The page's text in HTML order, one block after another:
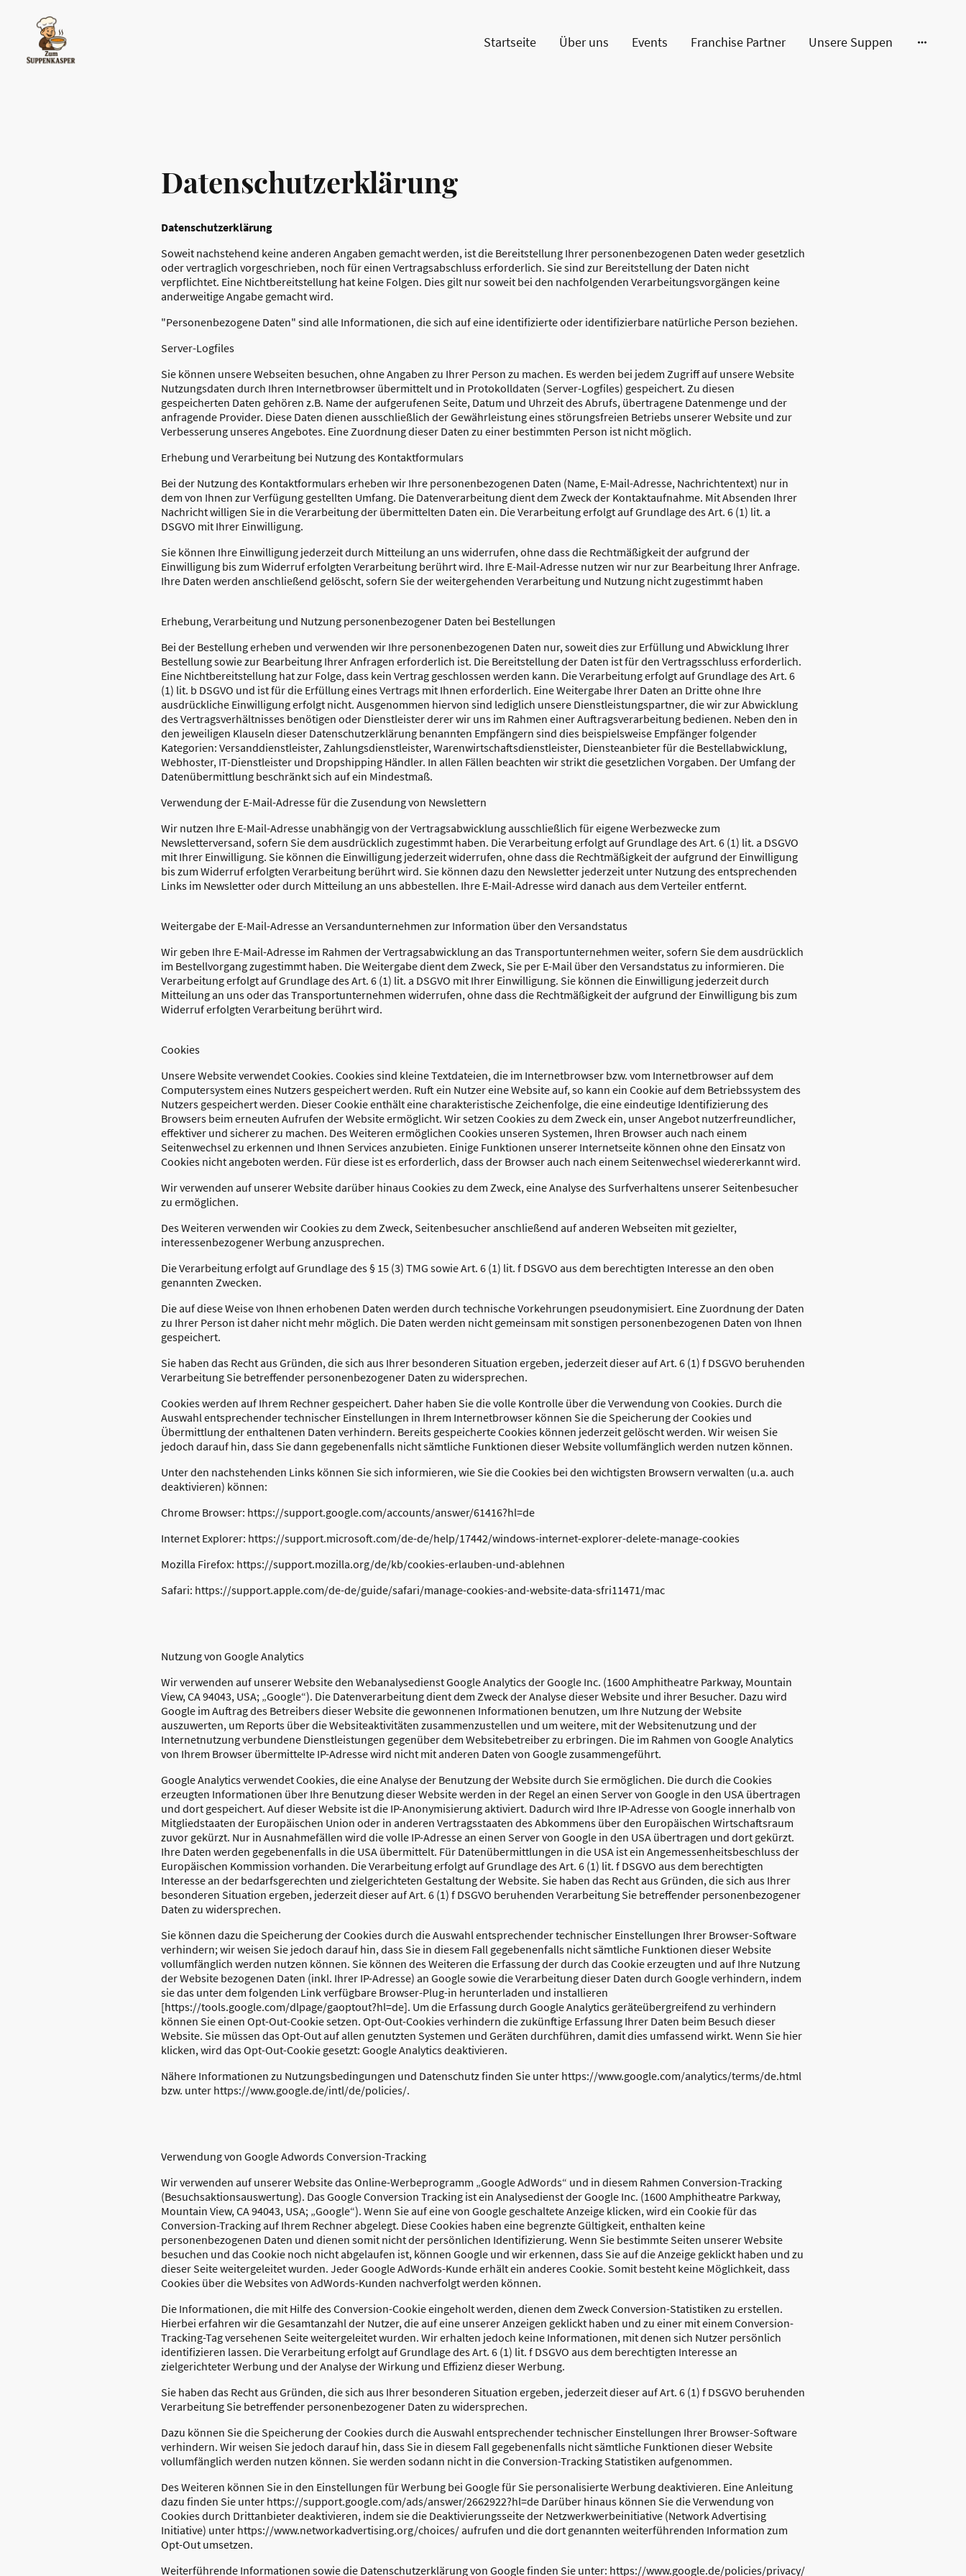
Startseite Über uns Events Franchise Partner Unsere Suppen
Datenschutzerklärung
Datenschutzerklärung
Soweit nachstehend keine anderen Angaben gemacht werden, ist die Bereitstellung Ihrer personenbezogenen Daten weder gesetzlich
oder vertraglich vorgeschrieben, noch für einen Vertragsabschluss erforderlich. Sie sind zur Bereitstellung der Daten nicht
verpflichtet. Eine Nichtbereitstellung hat keine Folgen. Dies gilt nur soweit bei den nachfolgenden Verarbeitungsvorgängen keine
anderweitige Angabe gemacht wird.
"Personenbezogene Daten" sind alle Informationen, die sich auf eine identifizierte oder identifizierbare natürliche Person beziehen.
Server-Logfiles
Sie können unsere Webseiten besuchen, ohne Angaben zu Ihrer Person zu machen. Es werden bei jedem Zugriff auf unsere Website
Nutzungsdaten durch Ihren Internetbrowser übermittelt und in Protokolldaten (Server-Logfiles) gespeichert. Zu diesen
gespeicherten Daten gehören z.B. Name der aufgerufenen Seite, Datum und Uhrzeit des Abrufs, übertragene Datenmenge und der
anfragende Provider. Diese Daten dienen ausschließlich der Gewährleistung eines störungsfreien Betriebs unserer Website und zur
Verbesserung unseres Angebotes. Eine Zuordnung dieser Daten zu einer bestimmten Person ist nicht möglich.
Erhebung und Verarbeitung bei Nutzung des Kontaktformulars
Bei der Nutzung des Kontaktformulars erheben wir Ihre personenbezogenen Daten (Name, E-Mail-Adresse, Nachrichtentext) nur in
dem von Ihnen zur Verfügung gestellten Umfang. Die Datenverarbeitung dient dem Zweck der Kontaktaufnahme. Mit Absenden Ihrer
Nachricht willigen Sie in die Verarbeitung der übermittelten Daten ein. Die Verarbeitung erfolgt auf Grundlage des Art. 6 (1) lit. a
DSGVO mit Ihrer Einwilligung.
Sie können Ihre Einwilligung jederzeit durch Mitteilung an uns widerrufen, ohne dass die Rechtmäßigkeit der aufgrund der
Einwilligung bis zum Widerruf erfolgten Verarbeitung berührt wird. Ihre E-Mail-Adresse nutzen wir nur zur Bearbeitung Ihrer Anfrage.
Ihre Daten werden anschließend gelöscht, sofern Sie der weitergehenden Verarbeitung und Nutzung nicht zugestimmt haben
Erhebung, Verarbeitung und Nutzung personenbezogener Daten bei Bestellungen
Bei der Bestellung erheben und verwenden wir Ihre personenbezogenen Daten nur, soweit dies zur Erfüllung und Abwicklung Ihrer
Bestellung sowie zur Bearbeitung Ihrer Anfragen erforderlich ist. Die Bereitstellung der Daten ist für den Vertragsschluss erforderlich.
Eine Nichtbereitstellung hat zur Folge, dass kein Vertrag geschlossen werden kann. Die Verarbeitung erfolgt auf Grundlage des Art. 6
(1) lit. b DSGVO und ist für die Erfüllung eines Vertrags mit Ihnen erforderlich. Eine Weitergabe Ihrer Daten an Dritte ohne Ihre
ausdrückliche Einwilligung erfolgt nicht. Ausgenommen hiervon sind lediglich unsere Dienstleistungspartner, die wir zur Abwicklung
des Vertragsverhältnisses benötigen oder Dienstleister derer wir uns im Rahmen einer Auftragsverarbeitung bedienen. Neben den in
den jeweiligen Klauseln dieser Datenschutzerklärung benannten Empfängern sind dies beispielsweise Empfänger folgender
Kategorien: Versanddienstleister, Zahlungsdienstleister, Warenwirtschaftsdienstleister, Diensteanbieter für die Bestellabwicklung,
Webhoster, IT-Dienstleister und Dropshipping Händler. In allen Fällen beachten wir strikt die gesetzlichen Vorgaben. Der Umfang der
Datenübermittlung beschränkt sich auf ein Mindestmaß.
Verwendung der E-Mail-Adresse für die Zusendung von Newslettern
Wir nutzen Ihre E-Mail-Adresse unabhängig von der Vertragsabwicklung ausschließlich für eigene Werbezwecke zum
Newsletterversand, sofern Sie dem ausdrücklich zugestimmt haben. Die Verarbeitung erfolgt auf Grundlage des Art. 6 (1) lit. a DSGVO
mit Ihrer Einwilligung. Sie können die Einwilligung jederzeit widerrufen, ohne dass die Rechtmäßigkeit der aufgrund der Einwilligung
bis zum Widerruf erfolgten Verarbeitung berührt wird. Sie können dazu den Newsletter jederzeit unter Nutzung des entsprechenden
Links im Newsletter oder durch Mitteilung an uns abbestellen. Ihre E-Mail-Adresse wird danach aus dem Verteiler entfernt.
Weitergabe der E-Mail-Adresse an Versandunternehmen zur Information über den Versandstatus
Wir geben Ihre E-Mail-Adresse im Rahmen der Vertragsabwicklung an das Transportunternehmen weiter, sofern Sie dem ausdrücklich
im Bestellvorgang zugestimmt haben. Die Weitergabe dient dem Zweck, Sie per E-Mail über den Versandstatus zu informieren. Die
Verarbeitung erfolgt auf Grundlage des Art. 6 (1) lit. a DSGVO mit Ihrer Einwilligung. Sie können die Einwilligung jederzeit durch
Mitteilung an uns oder das Transportunternehmen widerrufen, ohne dass die Rechtmäßigkeit der aufgrund der Einwilligung bis zum
Widerruf erfolgten Verarbeitung berührt wird.
Cookies
Unsere Website verwendet Cookies. Cookies sind kleine Textdateien, die im Internetbrowser bzw. vom Internetbrowser auf dem
Computersystem eines Nutzers gespeichert werden. Ruft ein Nutzer eine Website auf, so kann ein Cookie auf dem Betriebssystem des
Nutzers gespeichert werden. Dieser Cookie enthält eine charakteristische Zeichenfolge, die eine eindeutige Identifizierung des
Browsers beim erneuten Aufrufen der Website ermöglicht. Wir setzen Cookies zu dem Zweck ein, unser Angebot nutzerfreundlicher,
effektiver und sicherer zu machen. Des Weiteren ermöglichen Cookies unseren Systemen, Ihren Browser auch nach einem
Seitenwechsel zu erkennen und Ihnen Services anzubieten. Einige Funktionen unserer Internetseite können ohne den Einsatz von
Cookies nicht angeboten werden. Für diese ist es erforderlich, dass der Browser auch nach einem Seitenwechsel wiedererkannt wird.
Wir verwenden auf unserer Website darüber hinaus Cookies zu dem Zweck, eine Analyse des Surfverhaltens unserer Seitenbesucher
zu ermöglichen.
Des Weiteren verwenden wir Cookies zu dem Zweck, Seitenbesucher anschließend auf anderen Webseiten mit gezielter,
interessenbezogener Werbung anzusprechen.
Die Verarbeitung erfolgt auf Grundlage des § 15 (3) TMG sowie Art. 6 (1) lit. f DSGVO aus dem berechtigten Interesse an den oben
genannten Zwecken.
Die auf diese Weise von Ihnen erhobenen Daten werden durch technische Vorkehrungen pseudonymisiert. Eine Zuordnung der Daten
zu Ihrer Person ist daher nicht mehr möglich. Die Daten werden nicht gemeinsam mit sonstigen personenbezogenen Daten von Ihnen
gespeichert.
Sie haben das Recht aus Gründen, die sich aus Ihrer besonderen Situation ergeben, jederzeit dieser auf Art. 6 (1) f DSGVO beruhenden
Verarbeitung Sie betreffender personenbezogener Daten zu widersprechen.
Cookies werden auf Ihrem Rechner gespeichert. Daher haben Sie die volle Kontrolle über die Verwendung von Cookies. Durch die
Auswahl entsprechender technischer Einstellungen in Ihrem Internetbrowser können Sie die Speicherung der Cookies und
Übermittlung der enthaltenen Daten verhindern. Bereits gespeicherte Cookies können jederzeit gelöscht werden. Wir weisen Sie
jedoch darauf hin, dass Sie dann gegebenenfalls nicht sämtliche Funktionen dieser Website vollumfänglich werden nutzen können.
Unter den nachstehenden Links können Sie sich informieren, wie Sie die Cookies bei den wichtigsten Browsern verwalten (u.a. auch
deaktivieren) können:
Chrome Browser: https://support.google.com/accounts/answer/61416?hl=de
Internet Explorer: https://support.microsoft.com/de-de/help/17442/windows-internet-explorer-delete-manage-cookies
Mozilla Firefox: https://support.mozilla.org/de/kb/cookies-erlauben-und-ablehnen
Safari: https://support.apple.com/de-de/guide/safari/manage-cookies-and-website-data-sfri11471/mac
Nutzung von Google Analytics
Wir verwenden auf unserer Website den Webanalysedienst Google Analytics der Google Inc. (1600 Amphitheatre Parkway, Mountain
View, CA 94043, USA; „Google“). Die Datenverarbeitung dient dem Zweck der Analyse dieser Website und ihrer Besucher. Dazu wird
Google im Auftrag des Betreibers dieser Website die gewonnenen Informationen benutzen, um Ihre Nutzung der Website
auszuwerten, um Reports über die Websiteaktivitäten zusammenzustellen und um weitere, mit der Websitenutzung und der
Internetnutzung verbundene Dienstleistungen gegenüber dem Websitebetreiber zu erbringen. Die im Rahmen von Google Analytics
von Ihrem Browser übermittelte IP-Adresse wird nicht mit anderen Daten von Google zusammengeführt.
Google Analytics verwendet Cookies, die eine Analyse der Benutzung der Website durch Sie ermöglichen. Die durch die Cookies
erzeugten Informationen über Ihre Benutzung dieser Website werden in der Regel an einen Server von Google in den USA übertragen
und dort gespeichert. Auf dieser Website ist die IP-Anonymisierung aktiviert. Dadurch wird Ihre IP-Adresse von Google innerhalb von
Mitgliedstaaten der Europäischen Union oder in anderen Vertragsstaaten des Abkommens über den Europäischen Wirtschaftsraum
zuvor gekürzt. Nur in Ausnahmefällen wird die volle IP-Adresse an einen Server von Google in den USA übertragen und dort gekürzt.
Ihre Daten werden gegebenenfalls in die USA übermittelt. Für Datenübermittlungen in die USA ist ein Angemessenheitsbeschluss der
Europäischen Kommission vorhanden. Die Verarbeitung erfolgt auf Grundlage des Art. 6 (1) lit. f DSGVO aus dem berechtigten
Interesse an der bedarfsgerechten und zielgerichteten Gestaltung der Website. Sie haben das Recht aus Gründen, die sich aus Ihrer
besonderen Situation ergeben, jederzeit dieser auf Art. 6 (1) f DSGVO beruhenden Verarbeitung Sie betreffender personenbezogener
Daten zu widersprechen.
Sie können dazu die Speicherung der Cookies durch die Auswahl entsprechender technischer Einstellungen Ihrer Browser-Software
verhindern; wir weisen Sie jedoch darauf hin, dass Sie in diesem Fall gegebenenfalls nicht sämtliche Funktionen dieser Website
vollumfänglich werden nutzen können. Sie können des Weiteren die Erfassung der durch das Cookie erzeugten und auf Ihre Nutzung
der Website bezogenen Daten (inkl. Ihrer IP-Adresse) an Google sowie die Verarbeitung dieser Daten durch Google verhindern, indem
sie das unter dem folgenden Link verfügbare Browser-Plug-in herunterladen und installieren
[https://tools.google.com/dlpage/gaoptout?hl=de]. Um die Erfassung durch Google Analytics geräteübergreifend zu verhindern
können Sie einen Opt-Out-Cookie setzen. Opt-Out-Cookies verhindern die zukünftige Erfassung Ihrer Daten beim Besuch dieser
Website. Sie müssen das Opt-Out auf allen genutzten Systemen und Geräten durchführen, damit dies umfassend wirkt. Wenn Sie hier
klicken, wird das Opt-Out-Cookie gesetzt: Google Analytics deaktivieren.
Nähere Informationen zu Nutzungsbedingungen und Datenschutz finden Sie unter https://www.google.com/analytics/terms/de.html
bzw. unter https://www.google.de/intl/de/policies/.
Verwendung von Google Adwords Conversion-Tracking
Wir verwenden auf unserer Website das Online-Werbeprogramm „Google AdWords“ und in diesem Rahmen Conversion-Tracking
(Besuchsaktionsauswertung). Das Google Conversion Tracking ist ein Analysedienst der Google Inc. (1600 Amphitheatre Parkway,
Mountain View, CA 94043, USA; „Google“). Wenn Sie auf eine von Google geschaltete Anzeige klicken, wird ein Cookie für das
Conversion-Tracking auf Ihrem Rechner abgelegt. Diese Cookies haben eine begrenzte Gültigkeit, enthalten keine
personenbezogenen Daten und dienen somit nicht der persönlichen Identifizierung. Wenn Sie bestimmte Seiten unserer Website
besuchen und das Cookie noch nicht abgelaufen ist, können Google und wir erkennen, dass Sie auf die Anzeige geklickt haben und zu
dieser Seite weitergeleitet wurden. Jeder Google AdWords-Kunde erhält ein anderes Cookie. Somit besteht keine Möglichkeit, dass
Cookies über die Websites von AdWords-Kunden nachverfolgt werden können.
Die Informationen, die mit Hilfe des Conversion-Cookie eingeholt werden, dienen dem Zweck Conversion-Statistiken zu erstellen.
Hierbei erfahren wir die Gesamtanzahl der Nutzer, die auf eine unserer Anzeigen geklickt haben und zu einer mit einem Conversion-
Tracking-Tag versehenen Seite weitergeleitet wurden. Wir erhalten jedoch keine Informationen, mit denen sich Nutzer persönlich
identifizieren lassen. Die Verarbeitung erfolgt auf Grundlage des Art. 6 (1) lit. f DSGVO aus dem berechtigten Interesse an
zielgerichteter Werbung und der Analyse der Wirkung und Effizienz dieser Werbung.
Sie haben das Recht aus Gründen, die sich aus Ihrer besonderen Situation ergeben, jederzeit dieser auf Art. 6 (1) f DSGVO beruhenden
Verarbeitung Sie betreffender personenbezogener Daten zu widersprechen.
Dazu können Sie die Speicherung der Cookies durch die Auswahl entsprechender technischer Einstellungen Ihrer Browser-Software
verhindern. Wir weisen Sie jedoch darauf hin, dass Sie in diesem Fall gegebenenfalls nicht sämtliche Funktionen dieser Website
vollumfänglich werden nutzen können. Sie werden sodann nicht in die Conversion-Tracking Statistiken aufgenommen.
Des Weiteren können Sie in den Einstellungen für Werbung bei Google für Sie personalisierte Werbung deaktivieren. Eine Anleitung
dazu finden Sie unter https://support.google.com/ads/answer/2662922?hl=de Darüber hinaus können Sie die Verwendung von
Cookies durch Drittanbieter deaktivieren, indem sie die Deaktivierungsseite der Netzwerkwerbeinitiative (Network Advertising
Initiative) unter https://www.networkadvertising.org/choices/ aufrufen und die dort genannten weiterführenden Information zum
Opt-Out umsetzen.
Weiterführende Informationen sowie die Datenschutzerklärung von Google finden Sie unter: https://www.google.de/policies/privacy/